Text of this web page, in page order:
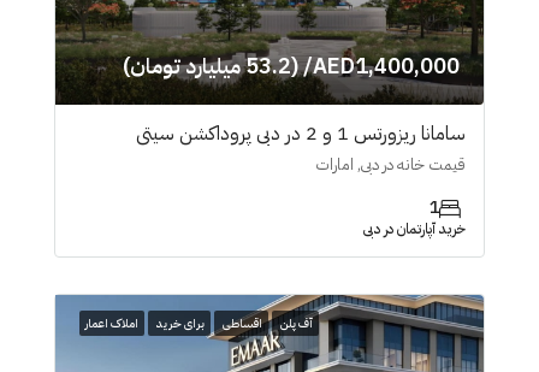
AED1,400,000/ (53.2 میلیارد تومان)
سامانا ریزورتس 1 و 2 در دبی پروداکشن سیتی
قیمت خانه در دبی, امارات
1
خرید آپارتمان در دبی
آف پلن اقساطی برای خرید املاک اعمار